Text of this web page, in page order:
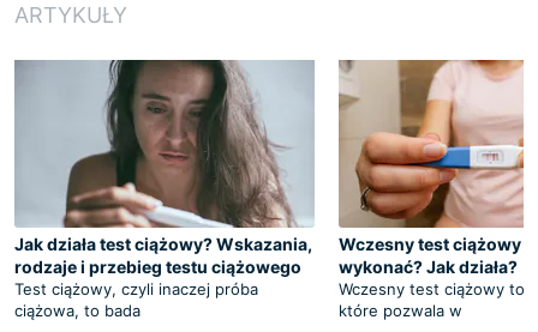
ARTYKUŁY
Jak działa test ciążowy? Wskazania,
rodzaje i przebieg testu ciążowego
Test ciążowy, czyli inaczej próba
ciążowa, to bada
Wczesny test ciążowy -
wykonać? Jak działa?
Wczesny test ciążowy to
które pozwala w